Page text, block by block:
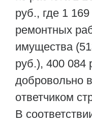
руб., где 1
ремонтных
имущества
руб.), 400 084
добровольно
ответчиком
В